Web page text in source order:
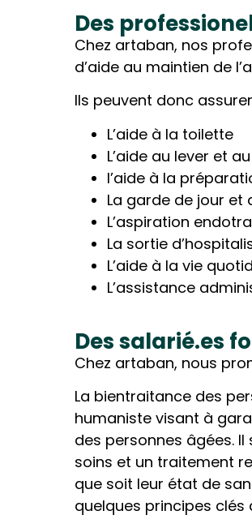
Des
Chez artaban, nos
d’aide au maintien de
Ils peuvent donc
L’aide à la toilette
L’aide au lever et
l’aide à la
La garde de jour et
L’aspiration
La sortie
L’aide à la vie
L’assistance
Des salarié.es
Chez artaban, nous
La bientraitance des
humaniste visant à
des personnes âgées.
soins et un traitement
que soit leur état de
quelques principes